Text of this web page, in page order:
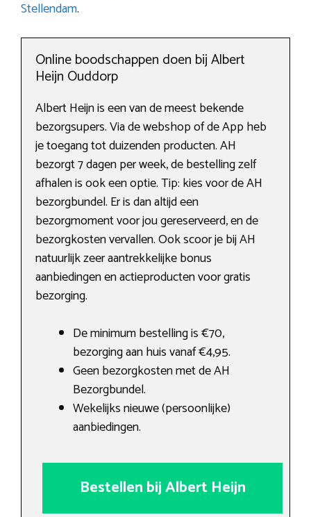
Stellendam.
Online boodschappen doen bij Albert
Heijn Ouddorp
Albert Heijn is een van de meest bekende
bezorgsupers. Via de webshop of de App heb
je toegang tot duizenden producten. AH
bezorgt 7 dagen per week, de bestelling zelf
afhalen is ook een optie. Tip: kies voor de AH
bezorgbundel. Er is dan altijd een
bezorgmoment voor jou gereserveerd, en de
bezorgkosten vervallen. Ook scoor je bij AH
natuurlijk zeer aantrekkelijke bonus
aanbiedingen en actieproducten voor gratis
bezorging.
De minimum bestelling is €70,
bezorging aan huis vanaf €4,95.
Geen bezorgkosten met de AH
Bezorgbundel.
Wekelijks nieuwe (persoonlijke)
aanbiedingen.
Bestellen bij Albert Heijn